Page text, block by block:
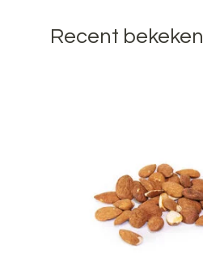
Recent bekeken